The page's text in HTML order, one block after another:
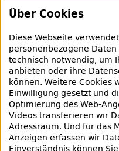
Schaufenster
Bibliotheksausweis
Highlights
Veranstaltungen &
Veranstaltungsübersicht
Lern- und Beratungsangebote
Über Cookies
Diese Webseite
personenbezogene
technisch notwendig, um
anbieten oder ihre
können. Weitere Cookies
Einwilligung gesetzt und
Optimierung desWeb-
Videos transferieren wir
Adressraum. Und für das
Anzeigen erfassen wir